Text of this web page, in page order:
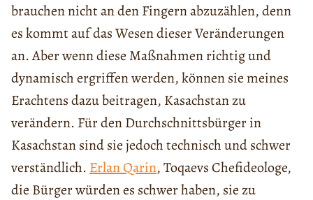
brauchen nicht an den Fingern abzuzählen, denn
es kommt auf das Wesen dieser Veränderungen
an. Aber wenn diese Maßnahmen richtig und
dynamisch ergriffen werden, können sie meines
Erachtens dazu beitragen, Kasachstan zu
verändern. Für den Durchschnittsbürger in
Kasachstan sind sie jedoch technisch und schwer
verständlich. Erlan Qarin, Toqaevs Chefideologe,
die Bürger würden es schwer haben, sie zu